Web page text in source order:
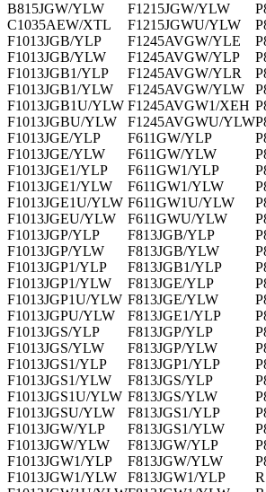
B815JGW/YLW
F1215JGW/YLW
C1035AEW/XTL
F1215JGWU/YLW
F1013JGB/YLP
F1245AVGW/YLE
F1013JGB/YLW
F1245AVGW/YLP
F1013JGB1/YLP
F1245AVGW/YLR
F1013JGB1/YLW
F1245AVGW/YLW
F1013JGB1U/YLW F1245AVGW1/XEH
F1013JGBU/YLW
F1245AVGWU/YLW
F1013JGE/YLP
F611GW/YLP
F1013JGE/YLW
F611GW/YLW
F1013JGE1/YLP
F611GW1/YLP
F1013JGE1/YLW
F611GW1/YLW
F1013JGE1U/YLW F611GW1U/YLW
F1013JGEU/YLW
F611GWU/YLW
F1013JGP/YLP
F813JGB/YLP
F1013JGP/YLW
F813JGB/YLW
F1013JGP1/YLP
F813JGB1/YLP
F1013JGP1/YLW
F813JGE/YLP
F1013JGP1U/YLW F813JGE/YLW
F1013JGPU/YLW
F813JGE1/YLP
F1013JGS/YLP
F813JGP/YLP
F1013JGS/YLW
F813JGP/YLW
F1013JGS1/YLP
F813JGP1/YLP
F1013JGS1/YLW
F813JGS/YLP
F1013JGS1U/YLW F813JGS/YLW
F1013JGSU/YLW
F813JGS1/YLP
F1013JGW/YLP
F813JGS1/YLW
F1013JGW/YLW
F813JGW/YLP
F1013JGW1/YLP
F813JGW/YLW
F1013JGW1/YLW
F813JGW1/YLP